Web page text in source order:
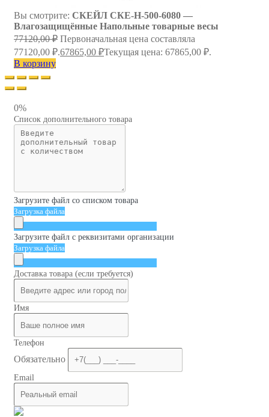
Вы смотрите: СКЕЙЛ СКЕ-Н-500-6080 —
Влагозащищённые Напольные товарные весы
77120,00₽ Первоначальная цена составляла
77120,00 ₽.67865,00 ₽Текущая цена: 67865,00 ₽.
В корзину
0%
Список дополнительного товара
Загрузите файл со списком товара
Загрузка файла
Загрузите файл с реквизитами организации
Загрузка файла
Доставка товара (если требуется)
Имя
Телефон
Обязательно
Email